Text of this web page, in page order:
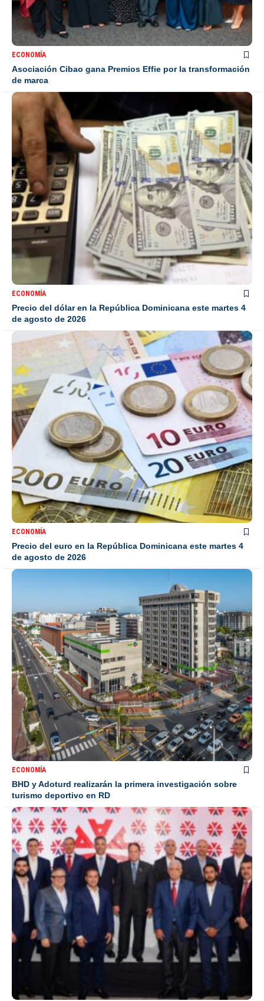
ECONOMÍA
Asociación Cibao gana Premios Effie por la transformación
de marca
ECONOMÍA
Precio del dólar en la República Dominicana este martes 4
de agosto de 2026
ECONOMÍA
Precio del euro en la República Dominicana este martes 4
de agosto de 2026
ECONOMÍA
BHD y Adoturd realizarán la primera investigación sobre
turismo deportivo en RD